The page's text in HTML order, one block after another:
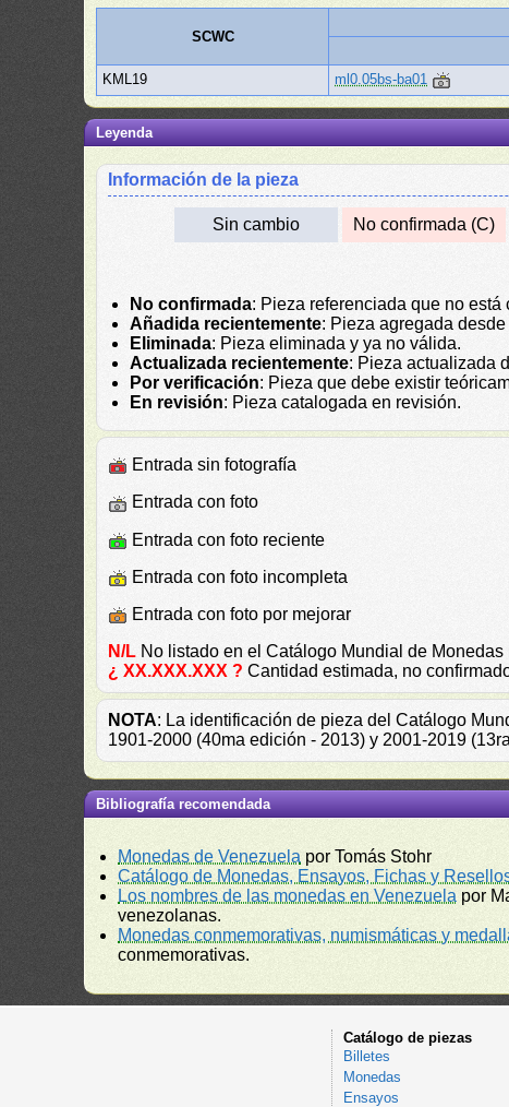
SCWC
KML19
ml0.05bs-ba01
Leyenda
Información de la pieza
Sin cambio No confirmada (C)
No confirmada: Pieza referenciada que no está
Añadida recientemente: Pieza agregada
Eliminada: Pieza eliminada y ya no válida.
Actualizada recientemente: Pieza actualizada
Por verificación: Pieza que debe existir
En revisión: Pieza catalogada en revisión.
Entrada sin fotografía
Entrada con foto
Entrada con foto reciente
Entrada con foto incompleta
Entrada con foto por mejorar
N/L No listado en el Catálogo Mundial de Monedas
¿ XX.XXX.XXX ? Cantidad estimada, no
NOTA: La identificación de pieza del Catálogo
1901-2000 (40ma edición - 2013) y 2001-2019
Bibliografía recomendada
Monedas de Venezuela por Tomás Stohr
Catálogo de Monedas, Ensayos, Fichas y
Los nombres de las monedas en Venezuela por
venezolanas.
Monedas conmemorativas, numismáticas y
conmemorativas.
Catálogo de piezas
Billetes
Monedas
Ensayos